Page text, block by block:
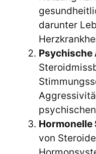
darunter
Psychische
Hormonelle
von